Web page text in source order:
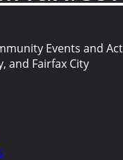
Events and
and Fairfax City